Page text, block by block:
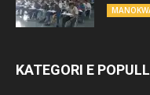
KATEGORI E